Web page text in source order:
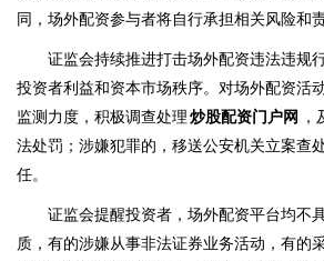
同，场外配资参与者将自行承担相关风险和责
证监会持续推进打击场外配资违法违规
投资者利益和资本市场秩序。对场外配资活
监测力度，积极调查处理炒股配资门户网
法处罚；涉嫌犯罪的，移送公安机关立案查
任。
证监会提醒投资者，场外配资平台均不
质，有的涉嫌从事非法证券业务活动，有的